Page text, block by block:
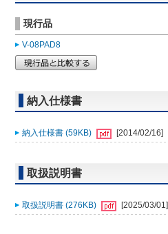
現行品
V-08PAD8
納入仕様書
納入仕様書 (59KB) [2014/02/16]
取扱説明書
取扱説明書 (276KB) [2025/03/01]